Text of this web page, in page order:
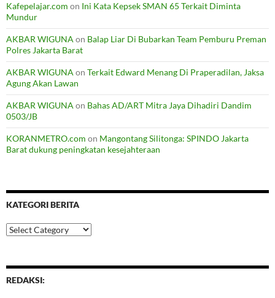
Kafepelajar.com on Ini Kata Kepsek SMAN 65 Terkait Diminta
Mundur
AKBAR WIGUNAon Balap Liar Di Bubarkan Team Pemburu Preman
Polres Jakarta Barat
AKBAR WIGUNAon Terkait Edward Menang Di Praperadilan, Jaksa
Agung Akan Lawan
AKBAR WIGUNAon Bahas AD/ART Mitra Jaya Dihadiri Dandim
0503/JB
KORANMETRO.com on Mangontang Silitonga: SPINDO Jakarta
Barat dukung peningkatan kesejahteraan
KATEGORI BERITA
Kategori
Berita
REDAKSI: